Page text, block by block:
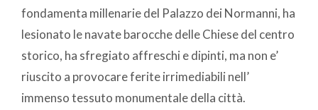
fondamenta millenarie del Palazzo dei Normanni, ha
lesionato le navate barocche delle Chiese del centro
storico, ha sfregiato affreschi e dipinti, ma non e’
riuscito a provocare ferite irrimediabili nell’
immenso tessuto monumentale della città.